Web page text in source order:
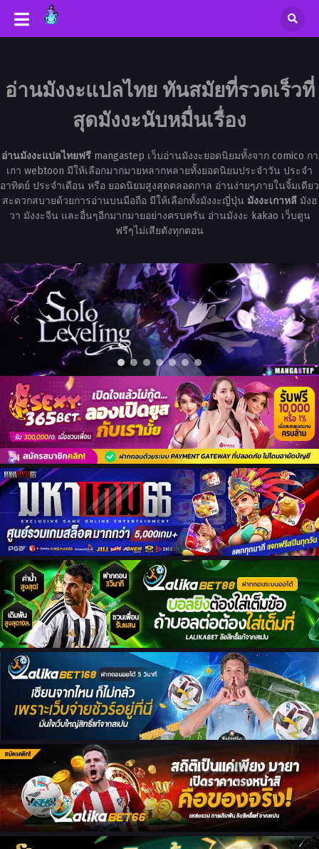
อ่านมังงะแปลไทย ทันสมัยที่รวดเร็วที่
สุดมังงะนับหมื่นเรื่อง
อ่านมังงะแปลไทยฟรีmangastep เว็บอ่านมังงะยอดนิยมทั้งจาก comico กา
เกา webtoon มีให้เลือกมากมายหลากหลายทั้งยอดนิยมประจำวัน ประจำ
อาทิตย์ ประจำเดือน หรือ ยอดนิยมสูงสุดตลอดกาล อ่านง่ายๆภายในจิ้มเดียว
สะดวกสบายด้วยการอ่านบนมือถือ มีให้เลือกทั้งมังงะญี่ปุ่น มังงะเกาหลีมังฮ
วา มังงะจีน และอื่นๆอีกมากมายอย่างครบครัน อ่านมังงะ kakao เว็บตูน
ฟรีๆไม่เสียตังทุกตอน